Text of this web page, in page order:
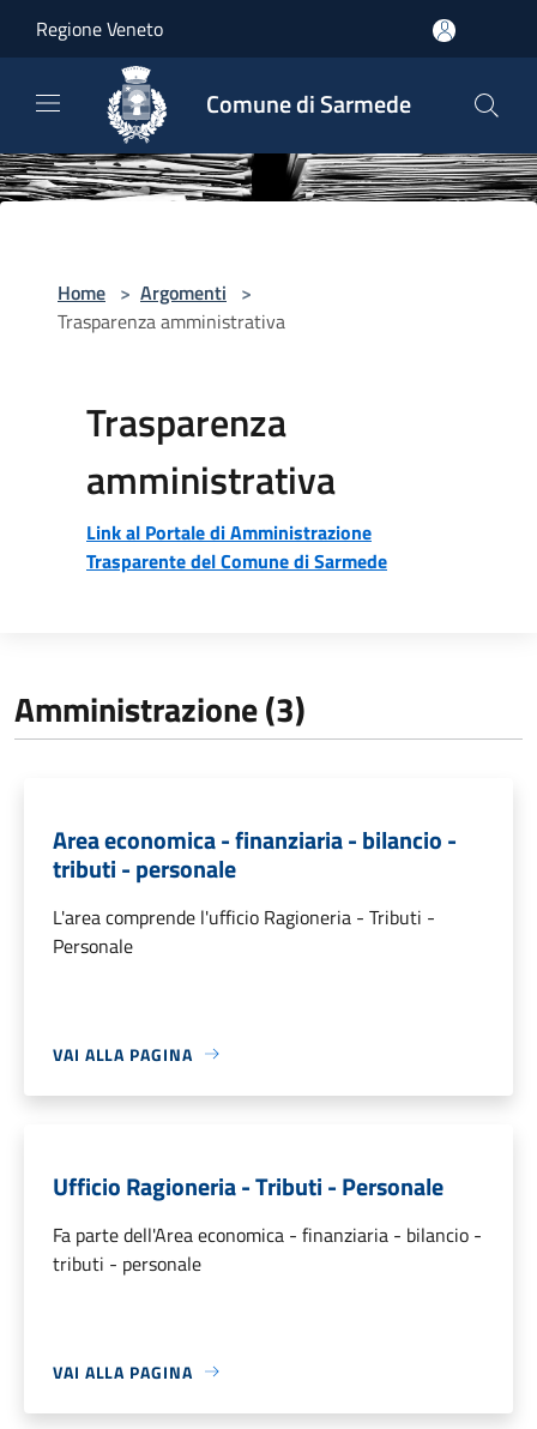
Regione Veneto
Comune di Sarmede
Home > Argomenti >
Trasparenza amministrativa
Trasparenza
amministrativa
Link al Portale di Amministrazione
Trasparente del Comune di Sarmede
Amministrazione (3)
Area economica - finanziaria - bilancio -
tributi - personale
L'area comprende l'ufficio Ragioneria - Tributi -
Personale
VAI ALLA PAGINA
Ufficio Ragioneria - Tributi - Personale
Fa parte dell'Area economica - finanziaria - bilancio -
tributi - personale
VAI ALLA PAGINA